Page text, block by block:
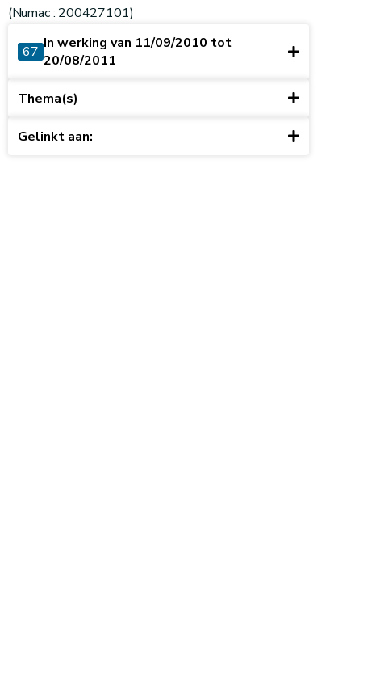
(Numac : 200427101)
67 In werking van 11/09/2010 tot
20/08/2011
Thema(s)
Gelinkt aan: